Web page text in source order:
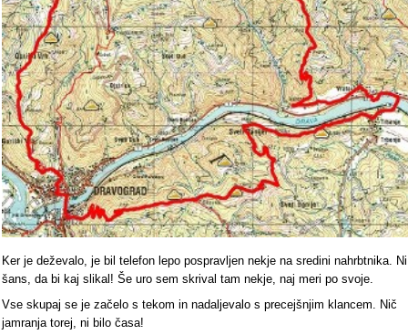
Ker je deževalo, je bil telefon lepo pospravljen nekje na sredini nahrbtnika. Ni
šans, da bi kaj slikal! Še uro sem skrival tam nekje, naj meri po svoje.
Vse skupaj se je začelo s tekom in nadaljevalo s precejšnjim klancem. Nič
jamranja torej, ni bilo časa!